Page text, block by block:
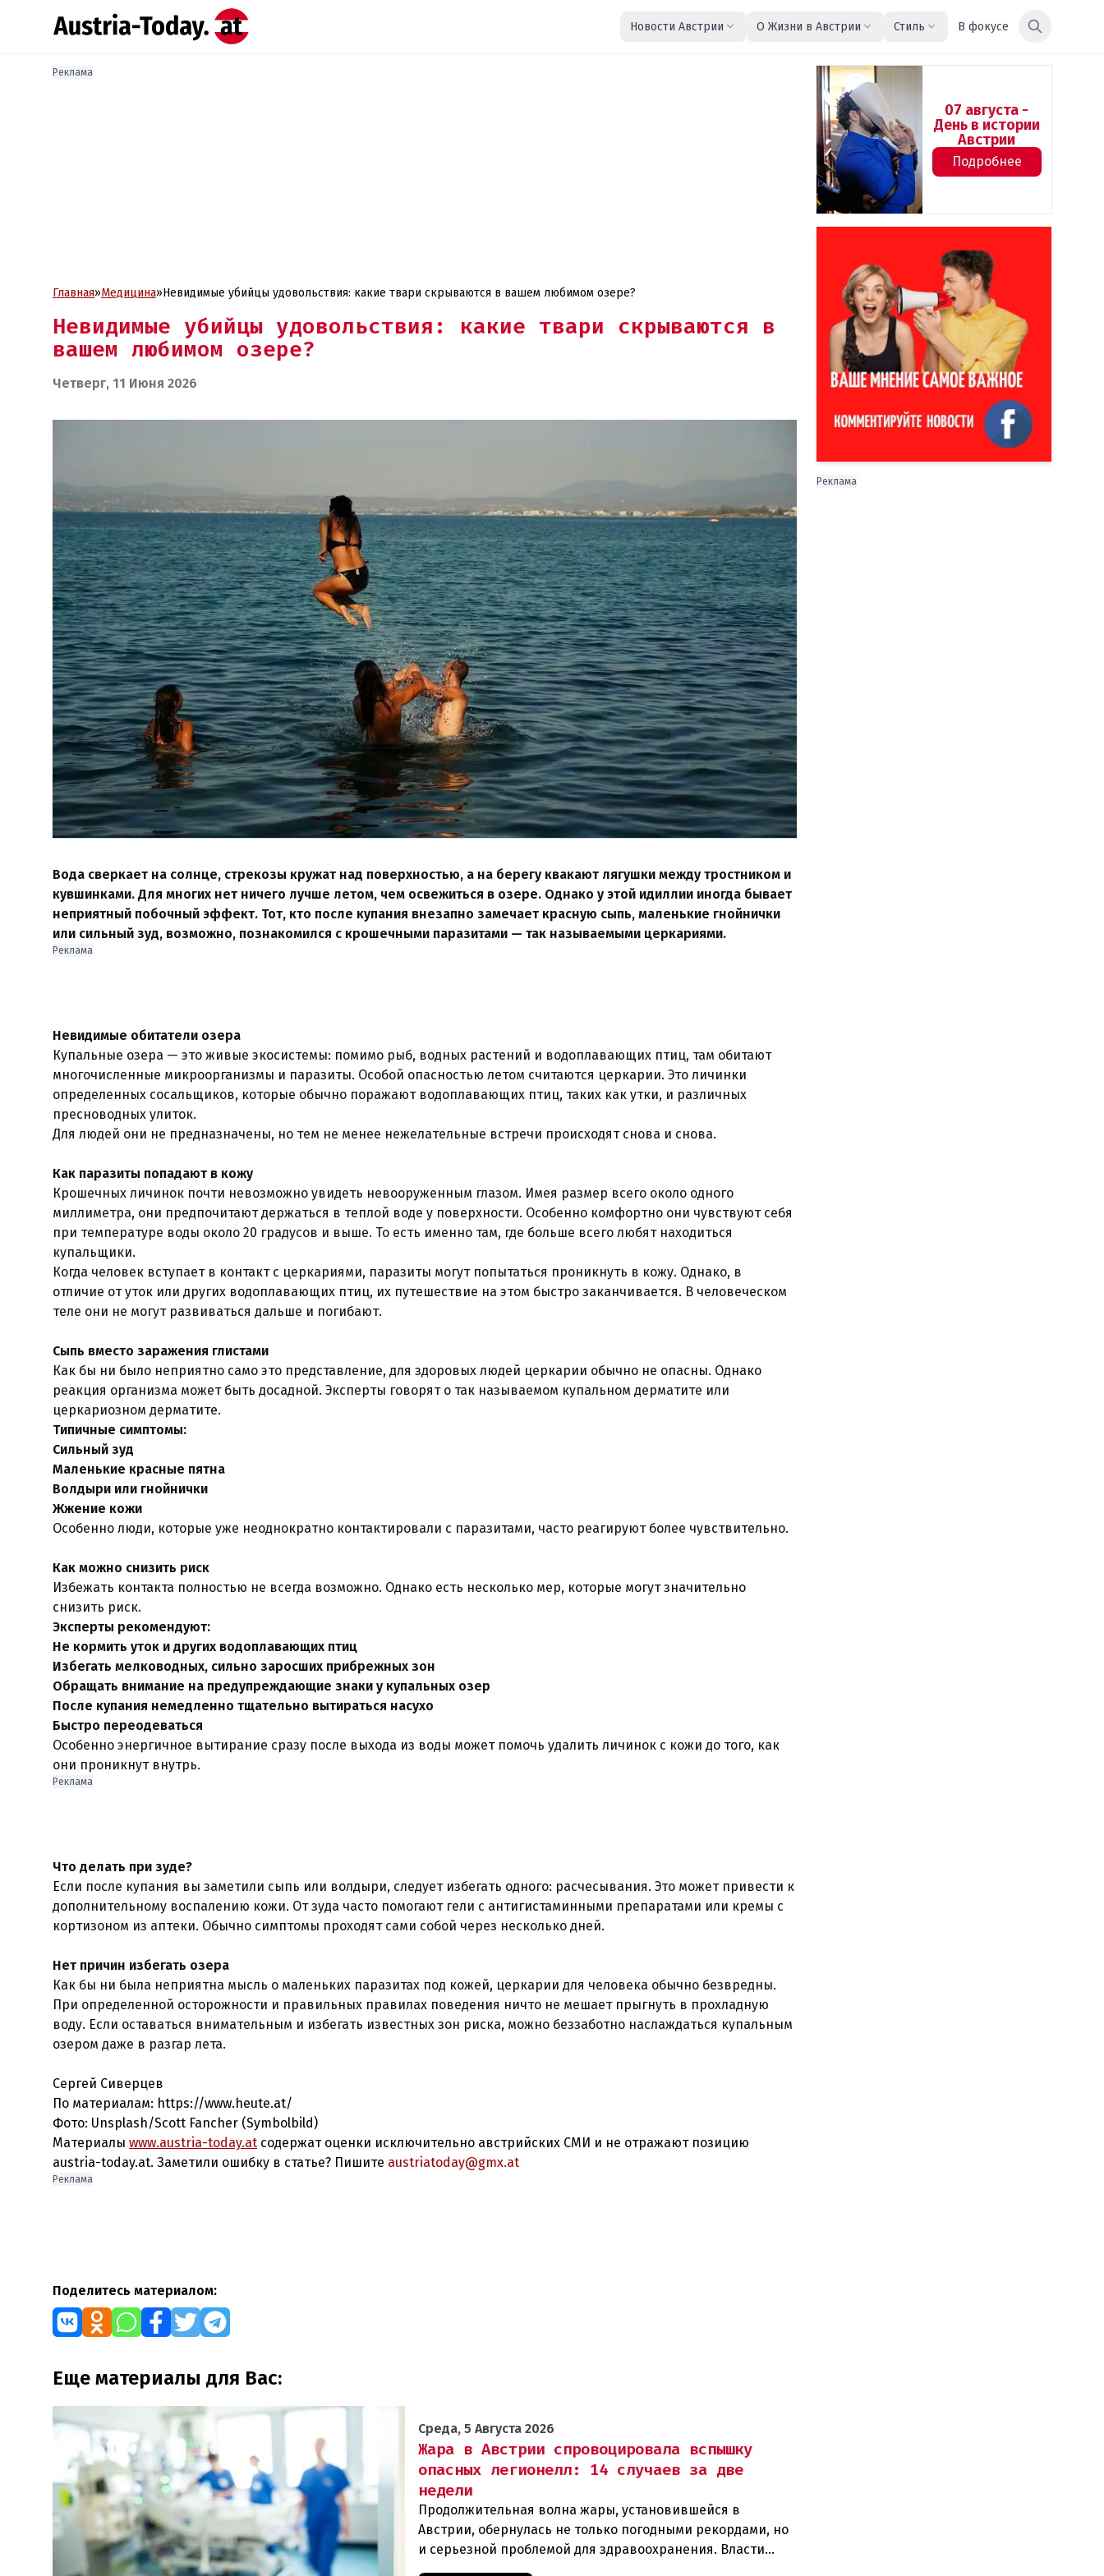
Новости Австрии О Жизни в Австрии Стиль В фокусе
Реклама
Главная»Медицина»Невидимые убийцы удовольствия: какие твари скрываются в вашем любимом озере?
Невидимые убийцы удовольствия: какие твари скрываются в
вашем любимом озере?
Четверг, 11 Июня 2026
Вода сверкает на солнце, стрекозы кружат над поверхностью, а на берегу квакают лягушки между тростником и
кувшинками. Для многих нет ничего лучше летом, чем освежиться в озере. Однако у этой идиллии иногда бывает
неприятный побочный эффект. Тот, кто после купания внезапно замечает красную сыпь, маленькие гнойнички
или сильный зуд, возможно, познакомился с крошечными паразитами — так называемыми церкариями.
Реклама
Невидимые обитатели озера
Купальные озера — это живые экосистемы: помимо рыб, водных растений и водоплавающих птиц, там обитают
многочисленные микроорганизмы и паразиты. Особой опасностью летом считаются церкарии. Это личинки
определенных сосальщиков, которые обычно поражают водоплавающих птиц, таких как утки, и различных
пресноводных улиток.
Для людей они не предназначены, но тем не менее нежелательные встречи происходят снова и снова.
Как паразиты попадают в кожу
Крошечных личинок почти невозможно увидеть невооруженным глазом. Имея размер всего около одного
миллиметра, они предпочитают держаться в теплой воде у поверхности. Особенно комфортно они чувствуют себя
при температуре воды около 20 градусов и выше. То есть именно там, где больше всего любят находиться
купальщики.
Когда человек вступает в контакт с церкариями, паразиты могут попытаться проникнуть в кожу. Однако, в
отличие от уток или других водоплавающих птиц, их путешествие на этом быстро заканчивается. В человеческом
теле они не могут развиваться дальше и погибают.
Сыпь вместо заражения глистами
Как бы ни было неприятно само это представление, для здоровых людей церкарии обычно не опасны. Однако
реакция организма может быть досадной. Эксперты говорят о так называемом купальном дерматите или
церкариозном дерматите.
Типичные симптомы:
Сильный зуд
Маленькие красные пятна
Волдыри или гнойнички
Жжение кожи
Особенно люди, которые уже неоднократно контактировали с паразитами, часто реагируют более чувствительно.
Как можно снизить риск
Избежать контакта полностью не всегда возможно. Однако есть несколько мер, которые могут значительно
снизить риск.
Эксперты рекомендуют:
Не кормить уток и других водоплавающих птиц
Избегать мелководных, сильно заросших прибрежных зон
Обращать внимание на предупреждающие знаки у купальных озер
После купания немедленно тщательно вытираться насухо
Быстро переодеваться
Особенно энергичное вытирание сразу после выхода из воды может помочь удалить личинок с кожи до того, как
они проникнут внутрь.
Реклама
Что делать при зуде?
Если после купания вы заметили сыпь или волдыри, следует избегать одного: расчесывания. Это может привести к
дополнительному воспалению кожи. От зуда часто помогают гели с антигистаминными препаратами или кремы с
кортизоном из аптеки. Обычно симптомы проходят сами собой через несколько дней.
Нет причин избегать озера
Как бы ни была неприятна мысль о маленьких паразитах под кожей, церкарии для человека обычно безвредны.
При определенной осторожности и правильных правилах поведения ничто не мешает прыгнуть в прохладную
воду. Если оставаться внимательным и избегать известных зон риска, можно беззаботно наслаждаться купальным
озером даже в разгар лета.
Сергей Сиверцев
По материалам: https://www.heute.at/
Фото: Unsplash/Scott Fancher (Symbolbild)
Материалы www.austria-today.at содержат оценки исключительно австрийских СМИ и не отражают позицию
austria-today.at. Заметили ошибку в статье? Пишите austriatoday@gmx.at
Реклама
Поделитесь материалом:
Еще материалы для Вас:
Среда, 5 Августа 2026
Жара в Австрии спровоцировала вспышку
опасных легионелл: 14 случаев за две
недели
Продолжительная волна жары, установившейся в
Австрии, обернулась не только погодными рекордами, но
и серьезной проблемой для здравоохранения. Власти
регистрируют резкий рост случаев заражения легионел
07 августа -
День в истории
Австрии
Подробнее
Реклама